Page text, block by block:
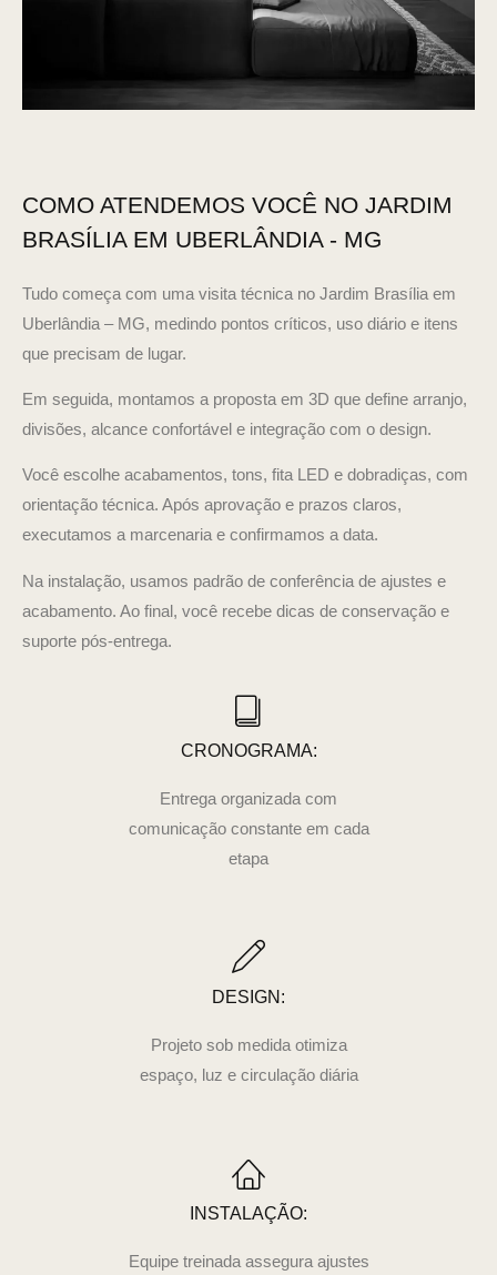
COMO ATENDEMOS VOCÊ NO JARDIM
BRASÍLIA EM UBERLÂNDIA - MG
Tudo começa com uma visita técnica no Jardim Brasília em
Uberlândia – MG, medindo pontos críticos, uso diário e itens
que precisam de lugar.
Em seguida, montamos a proposta em 3D que define arranjo,
divisões, alcance confortável e integração com o design.
Você escolhe acabamentos, tons, fita LED e dobradiças, com
orientação técnica. Após aprovação e prazos claros,
executamos a marcenaria e confirmamos a data.
Na instalação, usamos padrão de conferência de ajustes e
acabamento. Ao final, você recebe dicas de conservação e
suporte pós-entrega.
CRONOGRAMA:
Entrega organizada com
comunicação constante em cada
etapa
DESIGN:
Projeto sob medida otimiza
espaço, luz e circulação diária
INSTALAÇÃO:
Equipe treinada assegura ajustes